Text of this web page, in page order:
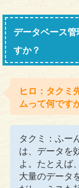
データベース
すか？
ヒロ：タクミ
ムって何です
タクミ：ふー
は、データを
よ。たとえば
大量のデータ